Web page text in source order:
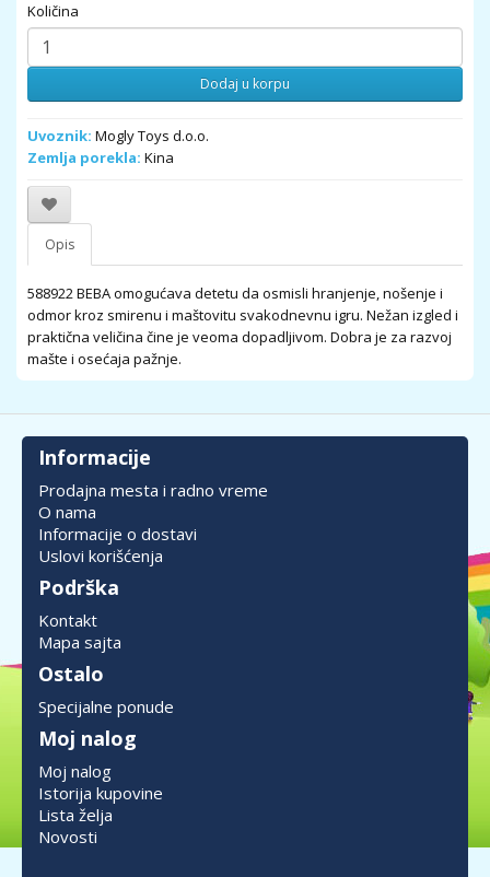
Količina
Dodaj u korpu
Uvoznik: Mogly Toys d.o.o.
Zemlja porekla: Kina
Opis
588922 BEBA omogućava detetu da osmisli hranjenje, nošenje i
odmor kroz smirenu i maštovitu svakodnevnu igru. Nežan izgled i
praktična veličina čine je veoma dopadljivom. Dobra je za razvoj
mašte i osećaja pažnje.
Informacije
Prodajna mesta i radno vreme
O nama
Informacije o dostavi
Uslovi korišćenja
Podrška
Kontakt
Mapa sajta
Ostalo
Specijalne ponude
Moj nalog
Moj nalog
Istorija kupovine
Lista želja
Novosti